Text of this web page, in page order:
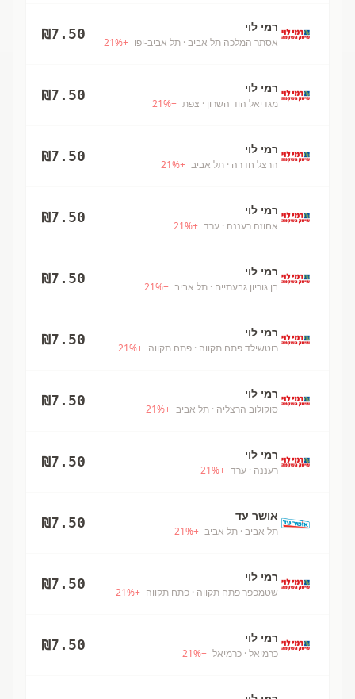
רמי לוי
אסתר המלכה תל אביב · תל אביב-יפו +
21%
₪7.50
רמי לוי
מגדיאל הוד השרון · צפת +
21%
₪7.50
רמי לוי
הרצל חדרה · תל אביב +
21%
₪7.50
רמי לוי
אחוזה רעננה · ערד +
21%
₪7.50
רמי לוי
בן גוריון גבעתיים · תל אביב +
21%
₪7.50
רמי לוי
רוטשילד פתח תקווה · פתח תקווה +
21%
₪7.50
רמי לוי
סוקולוב הרצליה · תל אביב +
21%
₪7.50
רמי לוי
רעננה · ערד +
21%
₪7.50
אושר עד
תל אביב · תל אביב +
21%
₪7.50
רמי לוי
שטמפפר פתח תקווה · פתח תקווה +
21%
₪7.50
רמי לוי
כרמיאל · כרמיאל +
21%
₪7.50